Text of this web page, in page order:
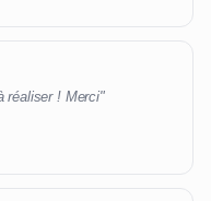
réaliser ! Merci"